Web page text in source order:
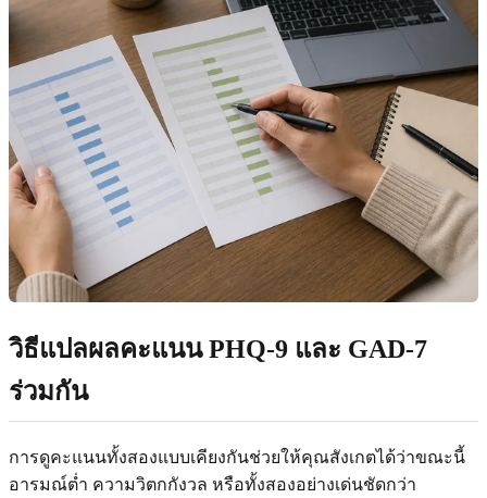
วิธีแปลผลคะแนน PHQ-9 และ GAD-7
ร่วมกัน
การดูคะแนนทั้งสองแบบเคียงกันช่วยให้คุณสังเกตได้ว่าขณะนี้
อารมณ์ต่ำ ความวิตกกังวล หรือทั้งสองอย่างเด่นชัดกว่า